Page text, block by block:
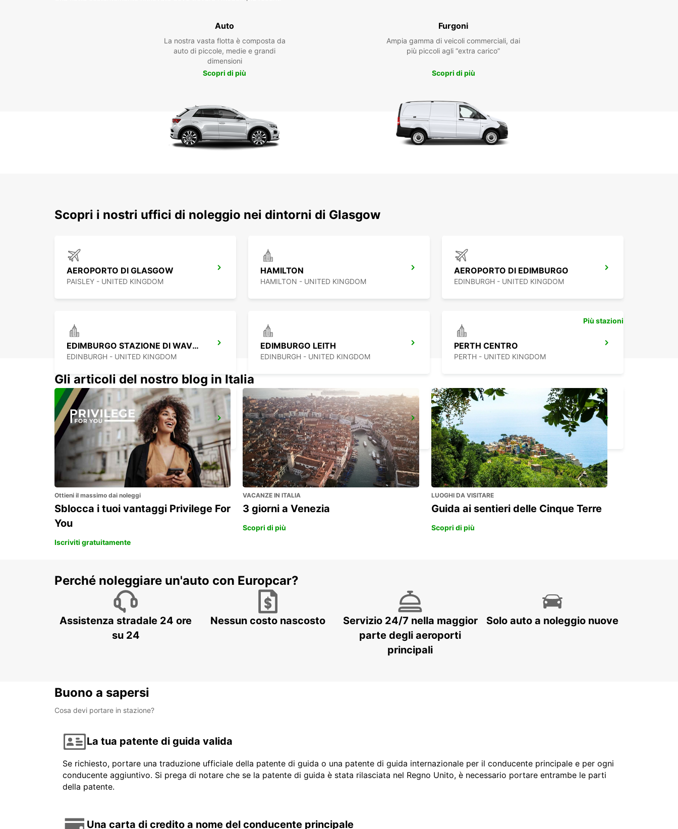
Auto
La nostra vasta flotta è composta da
auto di piccole, medie e grandi
dimensioni
Scopri di più
Furgoni
Ampia gamma di veicoli commerciali, dai
più piccoli agli “extra carico”
Scopri di più
Scopri i nostri uffici di noleggio nei dintorni di Glasgow
AEROPORTO DI GLASGOW
PAISLEY - UNITED KINGDOM
HAMILTON
HAMILTON - UNITED KINGDOM
AEROPORTO DI EDIMBURGO
EDINBURGH - UNITED KINGDOM
EDIMBURGO STAZIONE DI WAVERLEY
EDINBURGH - UNITED KINGDOM
EDIMBURGO LEITH
EDINBURGH - UNITED KINGDOM
PERTH CENTRO
PERTH - UNITED KINGDOM
AEROPORTO INTERNAZIONALE DI BELFAST
ALDERGROVE - UNITED KINGDOM
AEROPORTO DI NEWCASTLE
NEWCASTLE UPON TYNE - UNITED KINGDOM
AEROPORTO DI INVERNESS
INVERNESS - UNITED KINGDOM
Più stazioni
Gli articoli del nostro blog in Italia
Ottieni il massimo dai noleggi
Sblocca i tuoi vantaggi Privilege For
You
Iscriviti gratuitamente
VACANZE IN ITALIA
3 giorni a Venezia
Scopri di più
LUOGHI DA VISITARE
Guida ai sentieri delle Cinque Terre
Scopri di più
Perché noleggiare un'auto con Europcar?
Assistenza stradale 24 ore
su 24
Nessun costo nascosto
Servizio 24/7 nella maggior
parte degli aeroporti
principali
Solo auto a noleggio nuove
Buono a sapersi
Cosa devi portare in stazione?
La tua patente di guida valida
Se richiesto, portare una traduzione ufficiale della patente di guida o una patente di guida internazionale per il conducente principale e per ogni
conducente aggiuntivo. Si prega di notare che se la patente di guida è stata rilasciata nel Regno Unito, è necessario portare entrambe le parti
della patente.
Una carta di credito a nome del conducente principale